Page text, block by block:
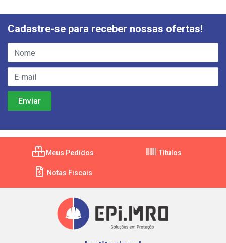
Cadastre-se para receber nossas ofertas!
Meus Pedidos Títulos
Notas Fiscais